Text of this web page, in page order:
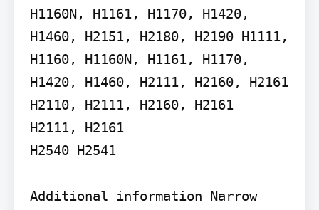
H1160N, H1161, H1170, H1420,
H1460, H2151, H2180, H2190 H1111,
H1160, H1160N, H1161, H1170,
H1420, H1460, H2111, H2160, H2161
H2110, H2111, H2160, H2161
H2111, H2161
H2540 H2541
Additional information Narrow